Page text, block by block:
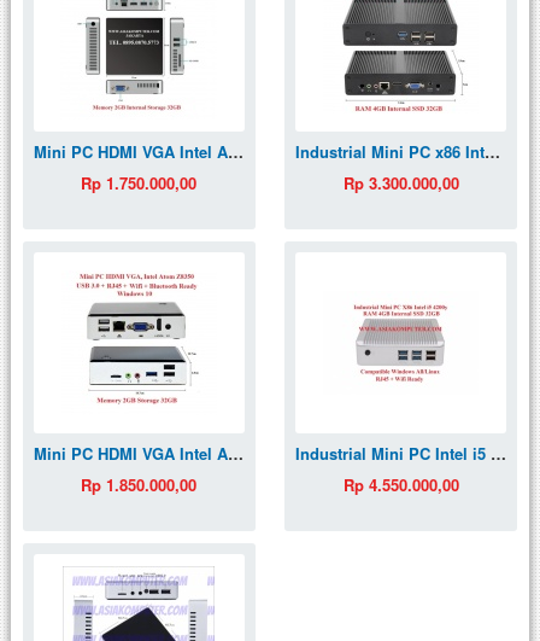
Mini PC HDMI VGA Intel Atom X5 Z8350 Win10 Wintel NUC MiniPC Z85 Z83V 2/32GB
Rp 1.750.000,00
Industrial Mini PC x86 Intel Celeron J1900 4GB SSD 32GB Wifi HDMI VGA MiniPC Windows Win7
Rp 3.300.000,00
Mini PC HDMI VGA Intel Atom x5 z8350 2GB 32GB Win10 Wintel NUC MiniPC
Rp 1.850.000,00
Industrial Mini PC Intel i5 HDMI VGA MiniPC
Rp 4.550.000,00